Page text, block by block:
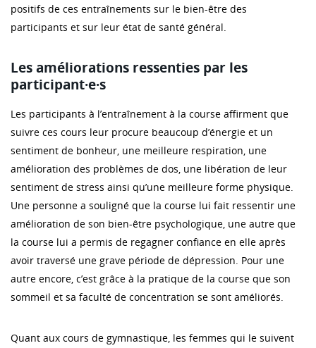
positifs de ces entraînements sur le bien-être des
participants et sur leur état de santé général.
Les améliorations ressenties par les
participant·e·s
Les participants à l’entraînement à la course affirment que
suivre ces cours leur procure beaucoup d’énergie et un
sentiment de bonheur, une meilleure respiration, une
amélioration des problèmes de dos, une libération de leur
sentiment de stress ainsi qu’une meilleure forme physique.
Une personne a souligné que la course lui fait ressentir une
amélioration de son bien-être psychologique, une autre que
la course lui a permis de regagner confiance en elle après
avoir traversé une grave période de dépression. Pour une
autre encore, c’est grâce à la pratique de la course que son
sommeil et sa faculté de concentration se sont améliorés.
Quant aux cours de gymnastique, les femmes qui le suivent